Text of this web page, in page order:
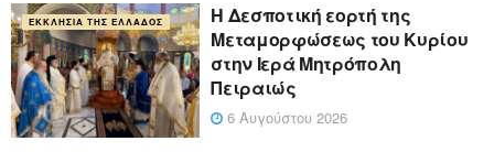
ΕΚΚΛΗΣΊΑ ΤΗΣ ΕΛΛΆΔΟΣ
Η Δεσποτική εορτή της
Μεταμορφώσεως του Κυρίου
στην Ιερά Μητρόπολη
Πειραιώς
6 Αυγούστου 2026